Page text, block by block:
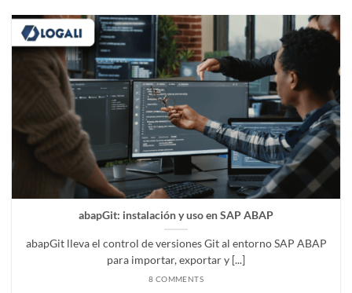
abapGit: instalación y uso en SAP ABAP
abapGit lleva el control de versiones Git al entorno SAP ABAP
para importar, exportar y [...]
8 COMMENTS